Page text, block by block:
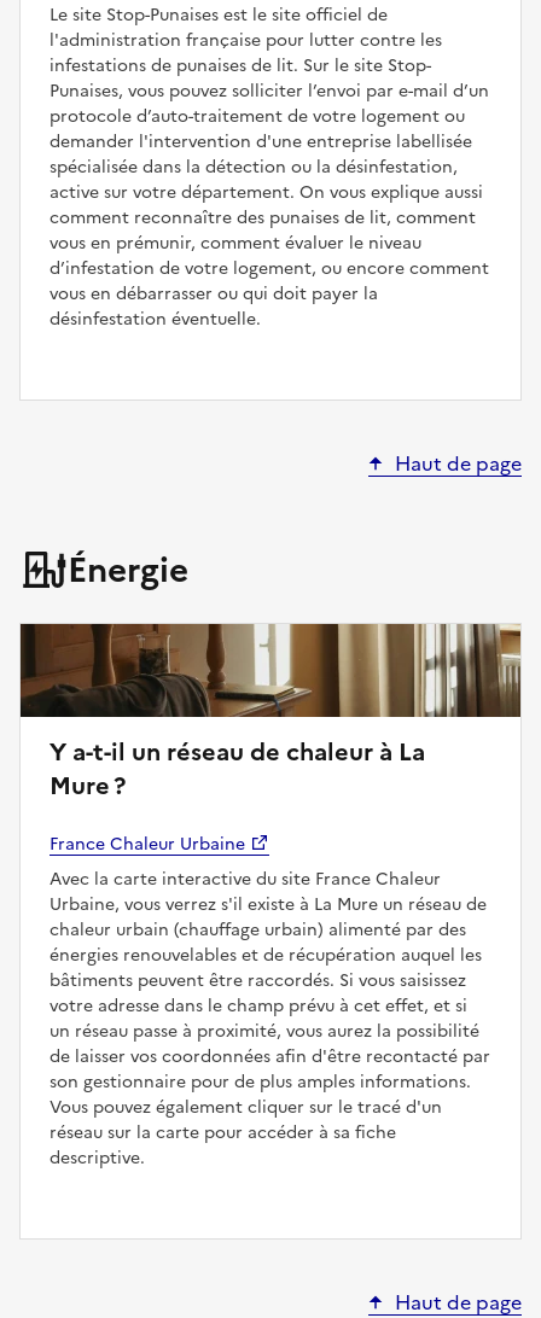
Le site Stop-Punaises est le site officiel de
l'administration française pour lutter contre les
infestations de punaises de lit. Sur le site Stop-
Punaises, vous pouvez solliciter l’envoi par e-mail d’un
protocole d’auto-traitement de votre logement ou
demander l'intervention d'une entreprise labellisée
spécialisée dans la détection ou la désinfestation,
active sur votre département. On vous explique aussi
comment reconnaître des punaises de lit, comment
vous en prémunir, comment évaluer le niveau
d’infestation de votre logement, ou encore comment
vous en débarrasser ou qui doit payer la
désinfestation éventuelle.
Haut de page
Énergie
Y a-t-il un réseau de chaleur à La
Mure ?
France Chaleur Urbaine
Avec la carte interactive du site France Chaleur
Urbaine, vous verrez s'il existe à La Mure un réseau de
chaleur urbain (chauffage urbain) alimenté par des
énergies renouvelables et de récupération auquel les
bâtiments peuvent être raccordés. Si vous saisissez
votre adresse dans le champ prévu à cet effet, et si
un réseau passe à proximité, vous aurez la possibilité
de laisser vos coordonnées afin d'être recontacté par
son gestionnaire pour de plus amples informations.
Vous pouvez également cliquer sur le tracé d'un
réseau sur la carte pour accéder à sa fiche
descriptive.
Haut de page